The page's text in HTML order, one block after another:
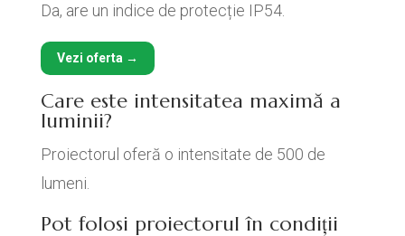
Da, are un indice de protecție IP54.
Vezi oferta →
Care este intensitatea maximă a
luminii?
Proiectorul oferă o intensitate de 500 de
lumeni.
Pot folosi proiectorul în condiții